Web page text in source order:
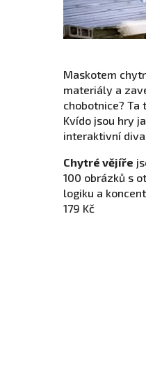
Maskotem
materiály a
chobotnice?
Kvído jsou hry
interaktivní
Chytré vějíře
100 obrázků s
logiku a
179 Kč